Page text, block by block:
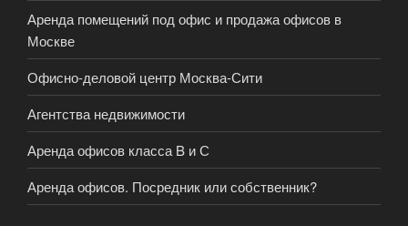
Аренда помещений под офис и продажа офисов в
Москве
Офисно-деловой центр Москва-Сити
Агентства недвижимости
Аренда офисов класса B и С
Аренда офисов. Посредник или собственник?